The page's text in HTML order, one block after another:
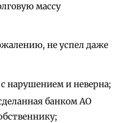
массу
не успел даже
нарушением и неверна;
банком АО